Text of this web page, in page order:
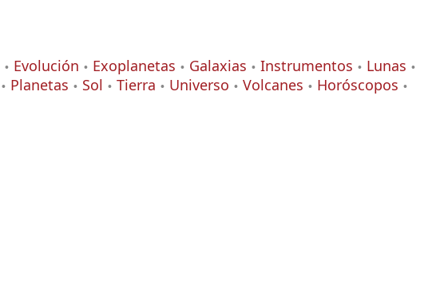
Evolución Exoplanetas Galaxias Instrumentos
Lunas
Planetas Sol Tierra Universo Volcanes
Horóscopos